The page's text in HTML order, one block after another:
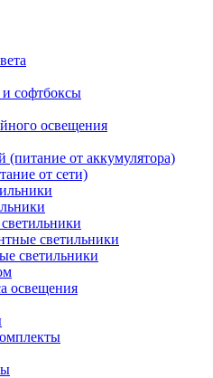
софтбоксы
освещения
от аккумулятора)
от сети)
светильники
светильники
освещения